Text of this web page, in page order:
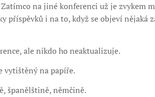
na jiné konferenci už je zvykem
příspěvků i na to, když se objeví nějaká
ale nikdo ho neaktualizuje.
vytištěný na papíře.
španělštině, němčině.